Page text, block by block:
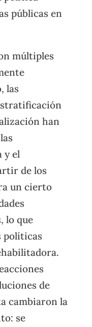
públicas en
múltiples
las
han
y el
de los
un cierto
lo que
políticas
de
cambiaron la
se